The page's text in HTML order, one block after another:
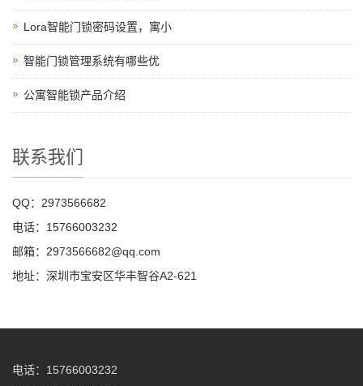
Lora智能门锁密码设置，寓小
智能门锁管理系统有哪些优
公寓智能锁产品介绍
联系我们
QQ：2973566682
电话：15766003232
邮箱：2973566682@qq.com
地址：深圳市宝安区华丰智谷A2-621
电话：15766003232